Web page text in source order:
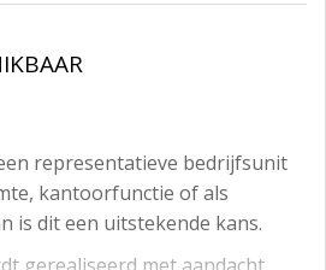
representatieve bedrijfsunit
kantoorfunctie of als
is dit een uitstekende kans.